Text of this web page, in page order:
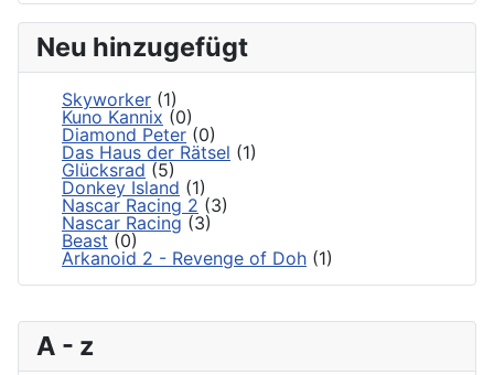
A - z
Neu hinzugefügt
Skyworker (1)
Kuno Kannix (0)
Diamond Peter (0)
Das Haus der Rätsel (1)
Glücksrad (5)
Donkey Island (1)
Nascar Racing 2 (3)
Nascar Racing (3)
Beast (0)
Arkanoid 2 - Revenge of Doh (1)